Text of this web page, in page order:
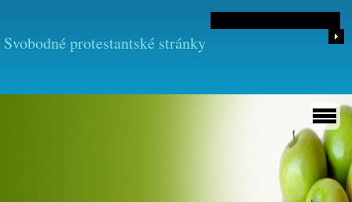
Svobodné protestantské stránky